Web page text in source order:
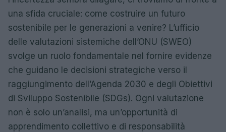
una sfida cruciale: come costruire un futuro
sostenibile per le generazioni a venire? L’ufficio
delle valutazioni sistemiche dell’ONU (SWEO)
svolge un ruolo fondamentale nel fornire evidenze
che guidano le decisioni strategiche verso il
raggiungimento dell’Agenda 2030 e degli Obiettivi
di Sviluppo Sostenibile (SDGs). Ogni valutazione
non è solo un’analisi, ma un’opportunità di
apprendimento collettivo e di responsabilità